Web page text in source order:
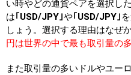
い時やどの通貨ペアを選択し
は｢USD/JPY｣や｢USD/JPY｣
しょう。選択する理由はなぜ
円は世界の中で最も取引量の
また取引量の多いドルやユー